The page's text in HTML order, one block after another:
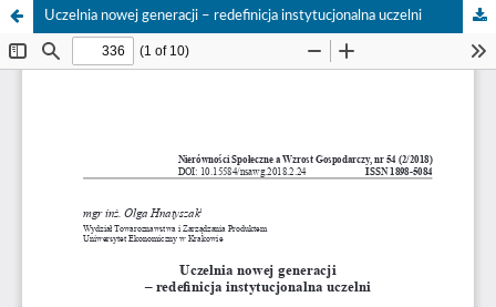
Uczelnia nowej generacji – redefinicja instytucjonalna uczelni